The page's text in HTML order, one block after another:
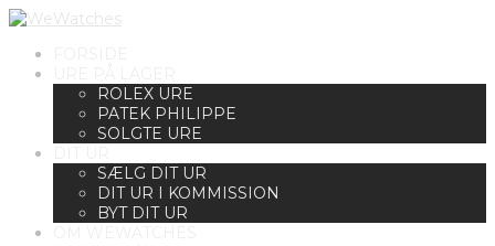
ROLEX URE
PATEK PHILIPPE
SOLGTE URE
SÆLG DIT UR
DIT UR I KOMMISSION
BYT DIT UR